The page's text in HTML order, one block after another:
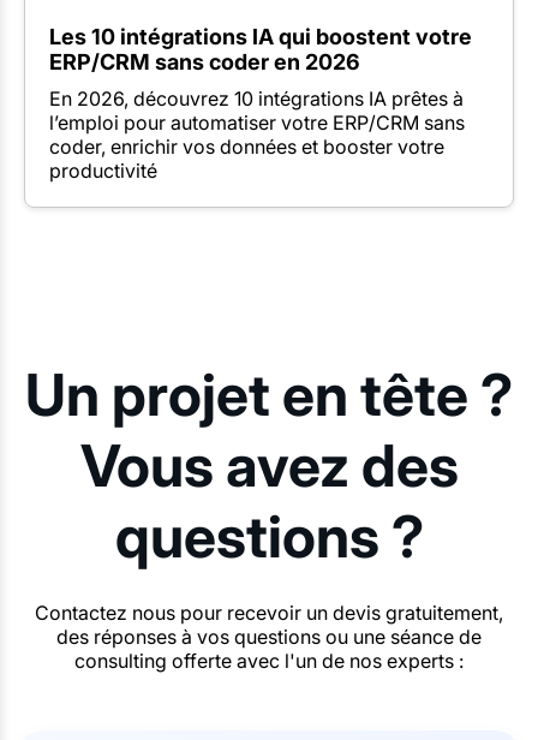
Les 10 intégrations IA qui boostent votre
ERP/CRM sans coder en 2026
En 2026, découvrez 10 intégrations IA prêtes à
l’emploi pour automatiser votre ERP/CRM sans
coder, enrichir vos données et booster votre
productivité
Un projet en tête ?
Vous avez des
questions ?
Contactez nous pour recevoir un devis gratuitement,
des réponses à vos questions ou une séance de
consulting offerte avec l'un de nos experts :